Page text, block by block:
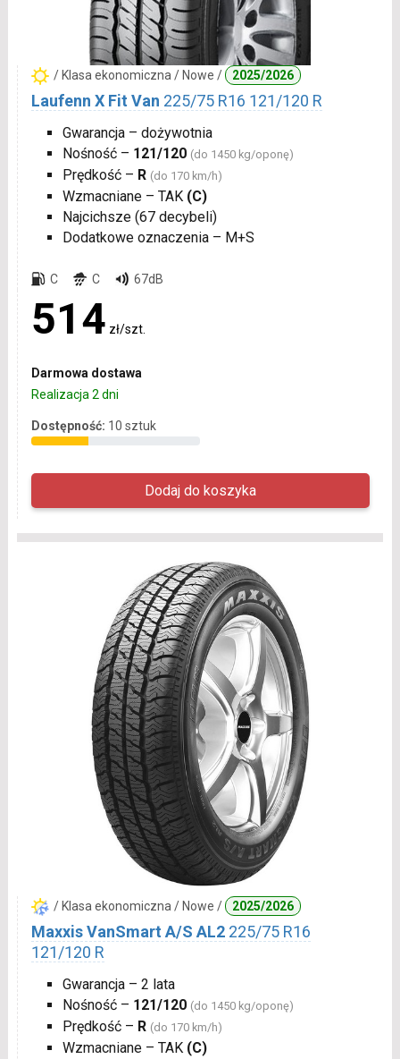
/ Klasa ekonomiczna / Nowe / 2025/2026
Laufenn X Fit Van 225/75 R16 121/120 R
Gwarancja – dożywotnia
Nośność – 121/120 (do 1450 kg/oponę)
Prędkość – R (do 170 km/h)
Wzmacniane – TAK (C)
Najcichsze (67 decybeli)
Dodatkowe oznaczenia – M+S
C C 67dB
514 zł/szt.
Darmowa dostawa
Realizacja 2 dni
Dostępność: 10 sztuk
/ Klasa ekonomiczna / Nowe / 2025/2026
Maxxis VanSmart A/S AL2 225/75 R16
121/120 R
Gwarancja – 2 lata
Nośność – 121/120 (do 1450 kg/oponę)
Prędkość – R (do 170 km/h)
Wzmacniane – TAK (C)